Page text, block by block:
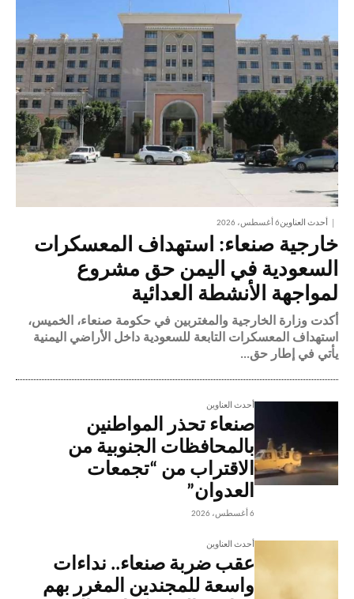
أحدث العناوين6 أغسطس، 2026
خارجية صنعاء: استهداف المعسكرات
السعودية في اليمن حق مشروع
لمواجهة الأنشطة العدائية
أكدت وزارة الخارجية والمغتربين في حكومة صنعاء، الخميس،
استهداف المعسكرات التابعة للسعودية داخل الأراضي اليمنية
يأتي في إطار حق...
أحدث العناوين
صنعاء تحذر المواطنين
بالمحافظات الجنوبية من
الاقتراب من “تجمعات
العدوان”
6 أغسطس، 2026
أحدث العناوين
عقب ضربة صنعاء.. نداءات
واسعة للمجندين المغرر بهم